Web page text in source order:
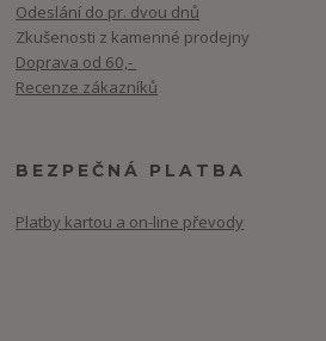
Odeslání do pr. dvou dnů
Zkušenosti z kamenné prodejny
Doprava od 60,-
Recenze zákazníků
BEZPEČNÁ PLATBA
Platby kartou a on-line převody